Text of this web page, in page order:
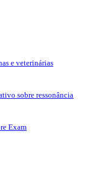
e veterinárias
sobre ressonância
Exam